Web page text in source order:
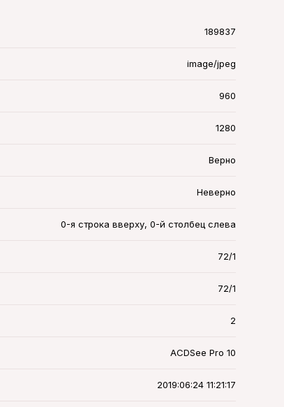
189837
image/jpeg
960
1280
Верно
Неверно
0-я строка вверху, 0-й столбец слева
72/1
72/1
2
ACDSee Pro 10
2019:06:24 11:21:17